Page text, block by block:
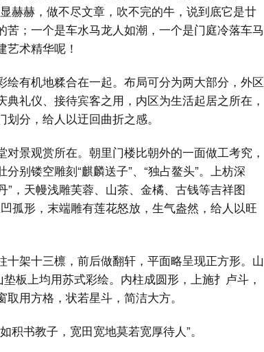
赫赫，做不尽文章，吹不完的牛，说到底它是廿
；一个是车水马龙人如潮，一个是门庭冷落车马
术精华呢！
有机地糅合在一起。布局可分为两大部分，外区
礼仪、接待宾客之用，内区为生活起居之所在，
分，给人以迂回曲折之感。
景观赏所在。朝里门楼比朝外的一面做工考究，
别镂空雕刻“麒麟送子”、“独占鳌头”。上枋深
”，天幔浅雕芙蓉、山茶、金橘、古钱等吉祥图
孤形，末端雕有莲花怒放，生气盎然，给人以旺
架十三檩，前后做翻轩，平面略呈现正方形。山
板上均用苏式彩绘。内柱成圆形，上施扌卢斗，
用方格，状若星斗，简洁大方。
书教子，宽田宽地莫若宽厚待人”。